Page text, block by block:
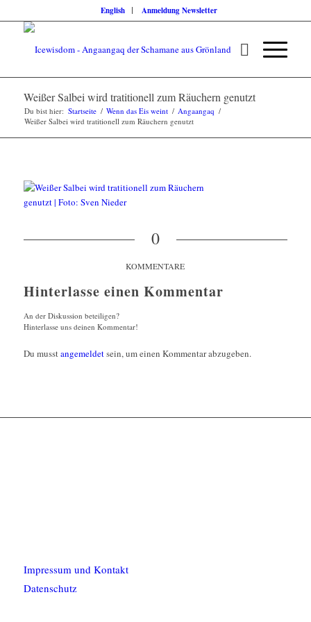
English Anmeldung Newsletter
Weißer Salbei wird tratitionell zum Räuchern genutzt
Du bist hier: Startseite / Wenn das Eis weint / Angaangaq /
Weißer Salbei wird tratitionell zum Räuchern genutzt
0
KOMMENTARE
Hinterlasse einen Kommentar
An der Diskussion beteiligen?
Hinterlasse uns deinen Kommentar!
Du musstangemeldetsein, um einen Kommentar abzugeben.
Impressum und Kontakt
Datenschutz